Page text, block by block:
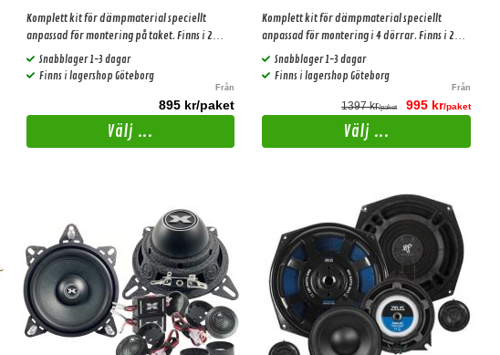
Komplett kit för dämpmaterial speciellt
anpassad för montering på taket. Finns i 2
olika prisklasser.
Snabblager 1-3 dagar
Finns i lagershop Göteborg
Från
895 kr/paket
Välj ...
Komplett kit för dämpmaterial speciellt
anpassad för montering i 4 dörrar. Finns i 2
olika prisklasser.
Snabblager 1-3 dagar
Finns i lagershop Göteborg
Från
1397 kr/paket 995 kr/paket
Välj ...